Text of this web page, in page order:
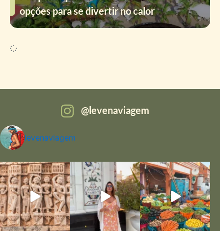
opções para se divertir no calor
levenaviagem
levenaviagem